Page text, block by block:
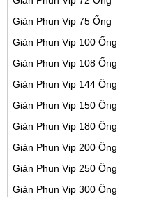
Giàn Phun Vip 75 Ống
Giàn Phun Vip 100 Ống
Giàn Phun Vip 108 Ống
Giàn Phun Vip 144 Ống
Giàn Phun Vip 150 Ống
Giàn Phun Vip 180 Ống
Giàn Phun Vip 200 Ống
Giàn Phun Vip 250 Ống
Giàn Phun Vip 300 Ống